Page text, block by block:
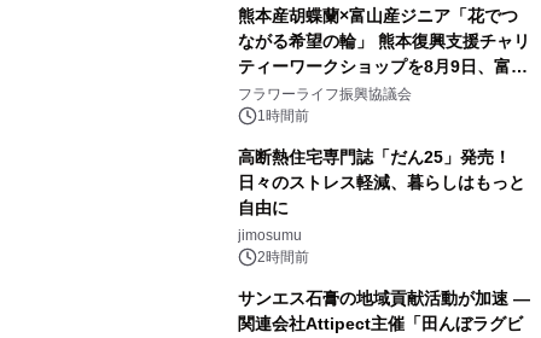
熊本産胡蝶蘭×富山産ジニア「花でつ
ながる希望の輪」 熊本復興支援チャリ
ティーワークショップを8月9日、富
山・射水で開催
フラワーライフ振興協議会
1時間前
高断熱住宅専門誌「だん25」発売！
日々のストレス軽減、暮らしはもっと
自由に
jimosumu
2時間前
サンエス石膏の地域貢献活動が加速 ―
関連会社Attipect主催「田んぼラグビ